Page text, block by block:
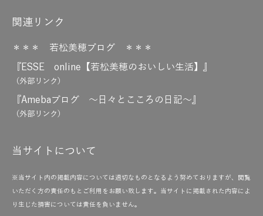
関連リンク
＊＊＊ 若松美穂ブログ ＊＊＊
『ESSE online【若松美穂のおいしい生活】』
（外部リンク）
『Amebaブログ ～日々とこころの日記～』
（外部リンク）
当サイトについて
※当サイト内の掲載内容については適切なものとなるよう努めておりますが、閲覧
いただく方の責任のもとご利用をお願い致します。当サイトに掲載された内容によ
り生じた損害については責任を負いません。